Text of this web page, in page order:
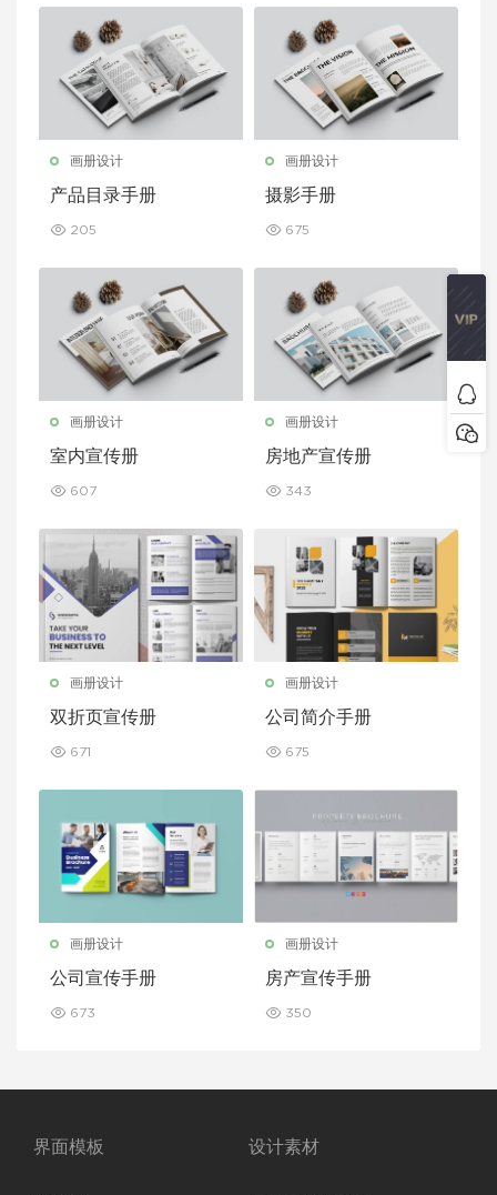
画册设计
产品目录手册
205
画册设计
摄影手册
675
画册设计
室内宣传册
607
画册设计
房地产宣传册
343
画册设计
双折页宣传册
671
画册设计
公司简介手册
675
画册设计
公司宣传手册
673
画册设计
房产宣传手册
350
界面模板 设计素材